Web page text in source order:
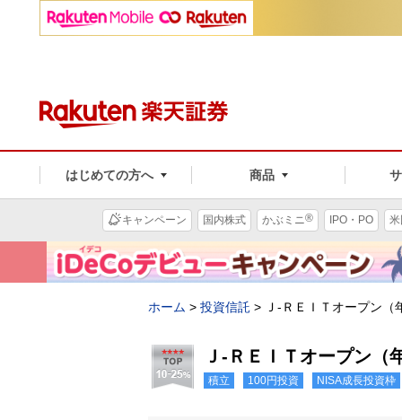
はじめての方へ 商品
キャンペーン 国内株式 かぶミニ® IPO・PO
ホーム > 投資信託 > Ｊ-ＲＥＩＴオープン（
Ｊ-ＲＥＩＴオープン（
積立 100円投資 NISA成長投資枠